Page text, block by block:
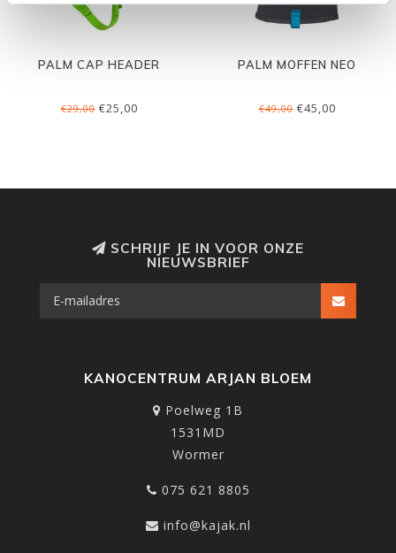
PALM CAP HEADER
€29,00€25,00
PALM MOFFEN NEO
€49,00€45,00
SCHRIJF JE IN VOOR ONZE
NIEUWSBRIEF
KANOCENTRUM ARJAN BLOEM
Poelweg 1B
1531MD
Wormer
075 621 8805
info@kajak.nl